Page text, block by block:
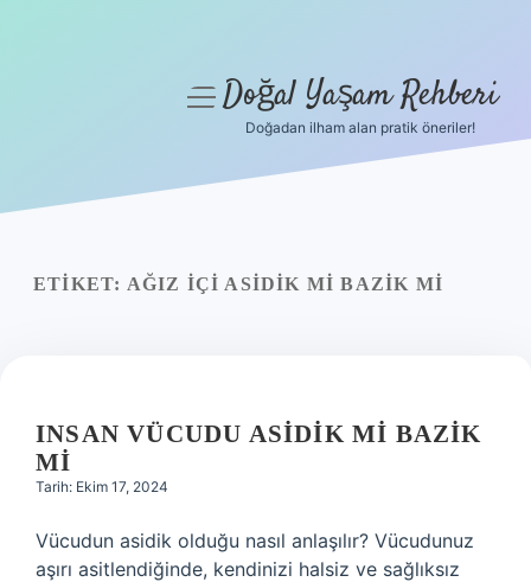
Yasal Uyarı
menüyüDoğal Yaşam Rehberi
Doğadan ilham alan pratik öneriler!
ETIKET: AĞIZ IÇI ASIDIK MI BAZIK MI
INSAN VÜCUDU ASIDIK MI BAZIK
MI
Tarih: Ekim 17, 2024
Vücudun asidik olduğu nasıl anlaşılır? Vücudunuz
aşırı asitlendiğinde, kendinizi halsiz ve sağlıksız